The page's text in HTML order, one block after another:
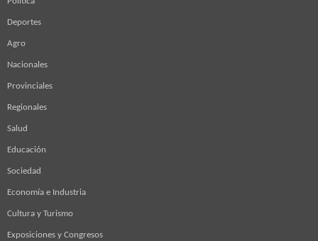
Deportes
Agro
Nacionales
Provinciales
Regionales
Salud
Educación
Sociedad
Economía e Industria
Cultura y Turismo
Exposiciones y Congresos